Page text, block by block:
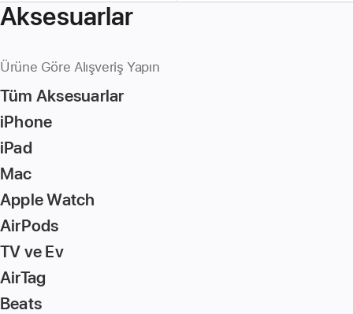
Aksesuarlar
Ürüne Göre Alışveriş Yapın
Tüm Aksesuarlar
iPhone
iPad
Mac
Apple Watch
AirPods
TV ve Ev
AirTag
Beats